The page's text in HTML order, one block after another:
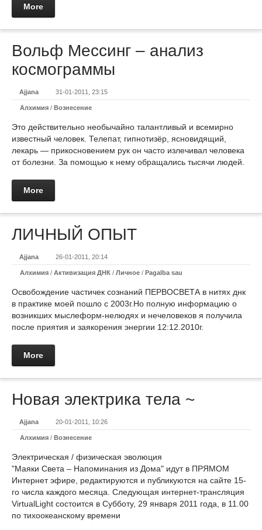
More
Вольф Мессинг – анализ
космограммы
Ajjana 31-01-2011, 23:15
Алхимия / Вознесение
Это действительно необычайно талантливый и всемирно
известный человек. Телепат, гипнотизёр, ясновидящий,
лекарь — прикосновением рук он часто излечивал человека
от болезни. За помощью к нему обращались тысячи людей.
More
ЛИЧНЫЙ ОПЫТ
Ajjana 26-01-2011, 20:14
Алхимия / Активизация ДНК / Личное / Pagalba sau
Освобождение частичек сознаний ПЕРВОСВЕТА в нитях днк
в практике моей пошло с 2003г.Но полную информацию о
возникших мыслеформ-нелюдях и нечеловеков я получила
после приятия и заякорения энергии 12:12.2010г.
More
Новая электрика тела ~
Ajjana 20-01-2011, 10:26
Алхимия / Вознесение
Электрическая / физическая эволюция
"Маяки Света – Напоминания из Дома" идут в ПРЯМОМ
Интернет эфире, редактируются и публикуются на сайте 15-
го числа каждого месяца. Следующая интернет-трансляция
VirtualLight состоится в Субботу, 29 января 2011 года, в 11.00
по тихоокеанскому времени